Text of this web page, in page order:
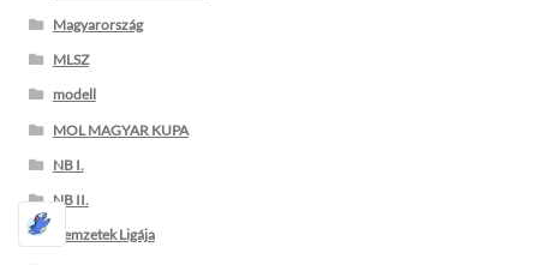
Magyarország
MLSZ
modell
MOL MAGYAR KUPA
NB I.
NB II.
Nemzetek Ligája